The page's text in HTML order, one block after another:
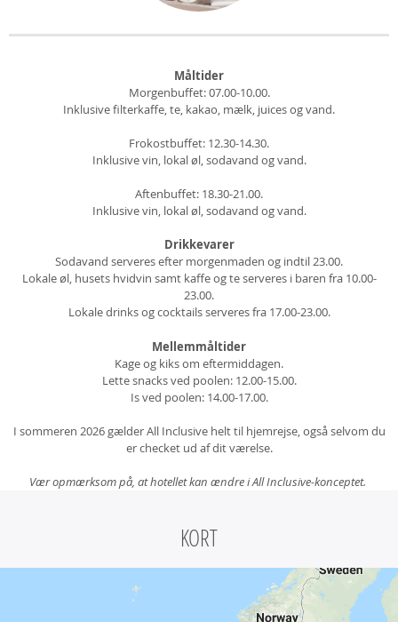
Måltider
Morgenbuffet: 07.00-10.00.
Inklusive filterkaffe, te, kakao, mælk, juices og vand.
Frokostbuffet: 12.30-14.30.
Inklusive vin, lokal øl, sodavand og vand.
Aftenbuffet: 18.30-21.00.
Inklusive vin, lokal øl, sodavand og vand.
Drikkevarer
Sodavand serveres efter morgenmaden og indtil 23.00.
Lokale øl, husets hvidvin samt kaffe og te serveres i baren fra 10.00-
23.00.
Lokale drinks og cocktails serveres fra 17.00-23.00.
Mellemmåltider
Kage og kiks om eftermiddagen.
Lette snacks ved poolen: 12.00-15.00.
Is ved poolen: 14.00-17.00.
I sommeren 2026 gælder All Inclusive helt til hjemrejse, også selvom du
er checket ud af dit værelse.
Vær opmærksom på, at hotellet kan ændre i All Inclusive-konceptet.
KORT